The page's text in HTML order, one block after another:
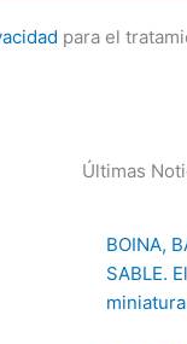
para el
Últimas
BOINA,
SABLE.